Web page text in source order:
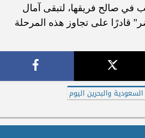
في صالح فريقها، لتبقى آمال
قادرًا على تجاوز هذه المرحلة
السعودية والبحرين اليوم